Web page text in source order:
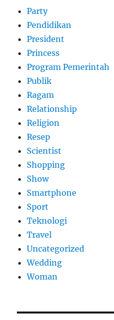
Party
Pendidikan
President
Princess
Program Pemerintah
Publik
Ragam
Relationship
Religion
Resep
Scientist
Shopping
Show
Smartphone
Sport
Teknologi
Travel
Uncategorized
Wedding
Woman